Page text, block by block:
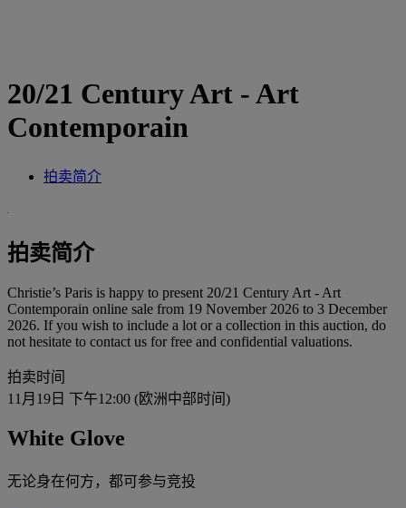
20/21 Century Art - Art
Contemporain
拍卖简介
拍卖简介
Christie’s Paris is happy to present 20/21 Century Art - Art
Contemporain online sale from 19 November 2026 to 3 December
2026. If you wish to include a lot or a collection in this auction, do
not hesitate to contact us for free and confidential valuations.
拍卖时间
11月19日 下午12:00 (欧洲中部时间)
White Glove
无论身在何方，都可参与竞投